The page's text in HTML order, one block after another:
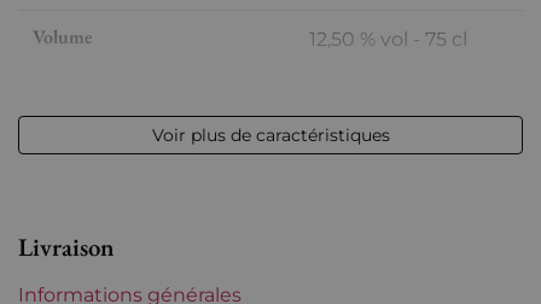
Volume 12,50 % vol - 75 cl
Niveau Parfait
Voir plus de caractéristiques
Livraison
Informations générales